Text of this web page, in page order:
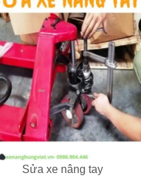
Sửa xe nâng tay